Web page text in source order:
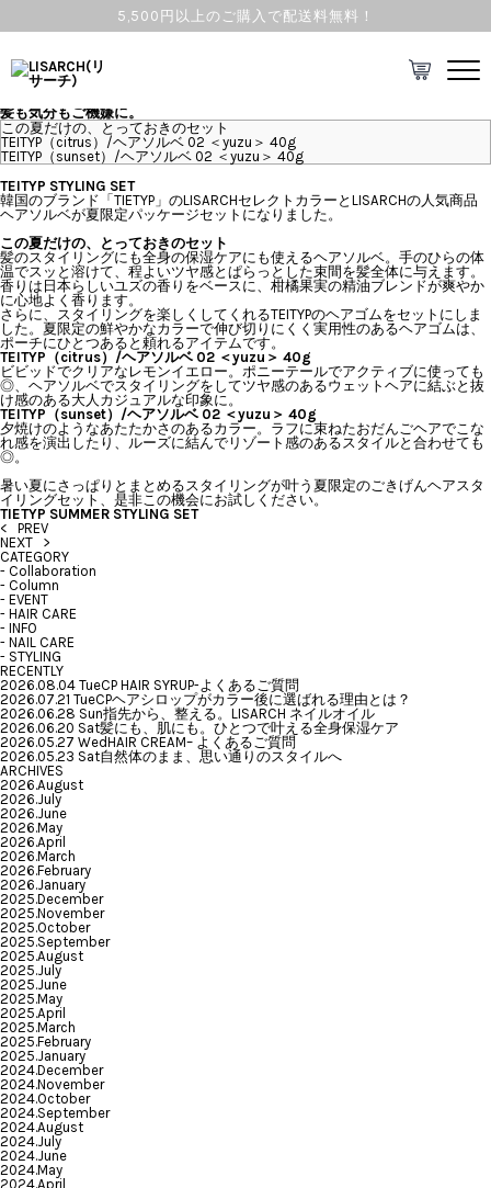
5,500円以上のご購入で配送料無料！
TOPICS
髪も気分もご機嫌に。
この夏だけの、とっておきのセット
TEITYP（citrus）/ヘアソルベ 02 ＜yuzu＞ 40g
TEITYP（sunset）/ヘアソルベ 02 ＜yuzu＞ 40g
TEITYP STYLING SET
韓国のブランド「 TIETYP 」のLISARCHセレクトカラーと LISARCHの人気商品
ヘアソルベが夏限定パッケージセットになりました。
この夏だけの、とっておきのセット
髪のスタイリングにも全身の保湿ケアにも使えるヘアソルベ。手のひらの体
温でスッと溶けて、程よいツヤ感とぱらっとした束間を髪全体に与えます。
香りは日本らしいユズの香りをベースに、柑橘果実の精油ブレンドが爽やか
に心地よく香ります。
さらに、スタイリングを楽しくしてくれるTEITYPのヘアゴムをセットにしま
した。夏限定の鮮やかなカラーで伸び切りにくく実用性のあるヘアゴムは、
ポーチにひとつあると頼れるアイテムです。
TEITYP（citrus）/ヘアソルベ 02 ＜yuzu＞ 40g
ビビッドでクリアなレモンイエロー。ポニーテールでアクティブに使っても
◎、ヘアソルベでスタイリングをしてツヤ感のあるウェットヘアに結ぶと抜
け感のある大人カジュアルな印象に。
TEITYP（sunset）/ヘアソルベ 02 ＜yuzu＞ 40g
夕焼けのようなあたたかさのあるカラー。ラフに束ねたおだんごヘアでこな
れ感を演出したり、ルーズに結んでリゾート感のあるスタイルと合わせても
◎。
暑い夏にさっぱりとまとめるスタイリングが叶う夏限定のごきげんヘアスタ
イリングセット、是非この機会にお試しください。
TIETYP SUMMER STYLING SET
< PREV
NEXT >
CATEGORY
- Collaboration
- Column
- EVENT
- HAIR CARE
- INFO
- NAIL CARE
- STYLING
RECENTLY
2026.08.04 TueCP HAIR SYRUP-よくあるご質問
2026.07.21 TueCPヘアシロップがカラー後に選ばれる理由とは？
2026.06.28 Sun指先から、整える。LISARCH ネイルオイル
2026.06.20 Sat髪にも、肌にも。ひとつで叶える全身保湿ケア
2026.05.27 WedHAIR CREAM– よくあるご質問
2026.05.23 Sat自然体のまま、思い通りのスタイルへ
ARCHIVES
2026.August
2026.July
2026.June
2026.May
2026.April
2026.March
2026.February
2026.January
2025.December
2025.November
2025.October
2025.September
2025.August
2025.July
2025.June
2025.May
2025.April
2025.March
2025.February
2025.January
2024.December
2024.November
2024.October
2024.September
2024.August
2024.July
2024.June
2024.May
2024.April